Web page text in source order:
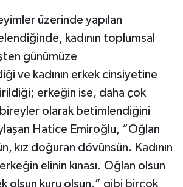
üzerinde yapılan
kadının toplumsal
günümüze
ve kadının erkek cinsiyetine
erkeğin ise, daha çok
bireyler olarak betimlendiğini
Hatice Emiroğlu, “Oğlan
kız doğuran dövünsün. Kadının
elinin kınası. Oğlan olsun
olsun kuru olsun.” gibi birçok